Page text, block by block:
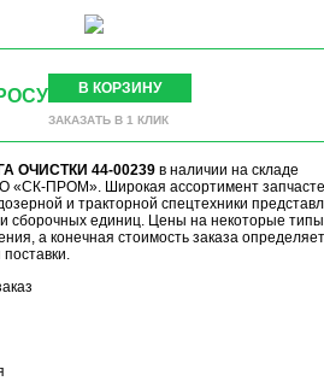
В КОРЗИНУ
ЗАКАЗАТЬ В 1 КЛИК
ОЧИСТКИ 44-00239в наличии на складе
ПРОМ». Широкая ассортимент
и тракторной спецтехники
сборочных единиц. Цены на некоторые типы
а конечная стоимость заказа